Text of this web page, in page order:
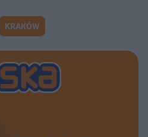
KRAKÓW